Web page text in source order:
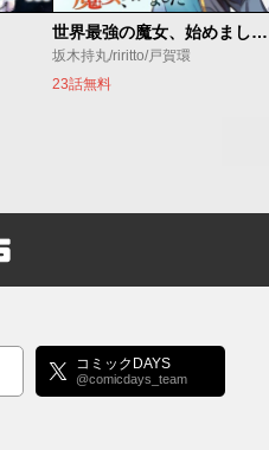
世界最強の魔女、始めました ～私だけ『攻略サイト』を見れる世界で自由に生きます～
坂木持丸/riritto/戸賀環
23話無料
コミックDAYS
@comicdays_team